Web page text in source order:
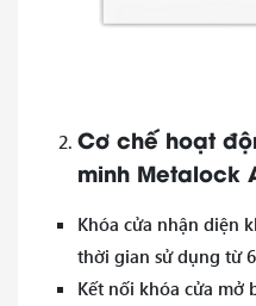
Cơ chế hoạt
minh Metalock
Khóa cửa nhận diện
thời gian sử dụng từ
Kết nối khóa cửa mở